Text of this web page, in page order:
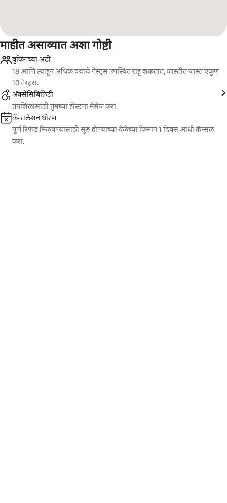
माहीत असाव्यात अशा गोष्टी
बुकिंगच्या अटी
18 आणि त्याहून अधिक वयाचे गेस्ट्स उपस्थित राहू शकतात, जास्तीत जास्त एकूण
10 गेस्ट्स.
ॲक्सेसिबिलिटी
तपशिलांसाठी तुमच्या होस्टना मेसेज करा.
कॅन्सलेशन धोरण
पूर्ण रिफंड मिळवण्यासाठी सुरू होण्याच्या वेळेच्या किमान 1 दिवस आधी कॅन्सल
करा.